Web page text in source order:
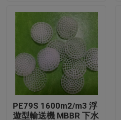
ブログ
引用を要求しなさい
MBBRフィルタメディア
MBBRの生物媒体
PE79S 1600m2/m3 浮
遊型輸送機 MBBR 下水